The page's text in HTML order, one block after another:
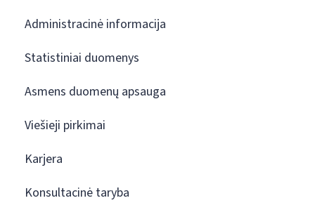
Administracinė informacija
Statistiniai duomenys
Asmens duomenų apsauga
Viešieji pirkimai
Karjera
Konsultacinė taryba